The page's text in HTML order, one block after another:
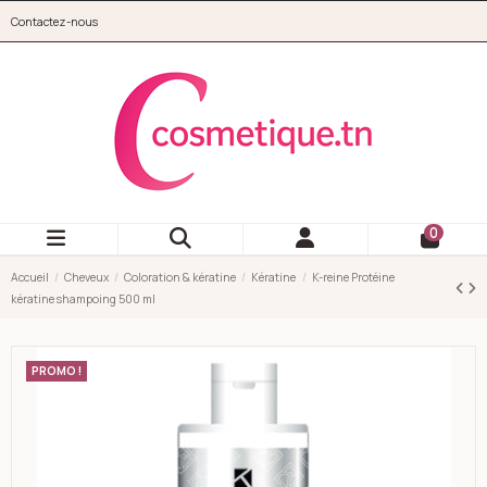
Contactez-nous
0
Accueil Cheveux Coloration & kératine Kératine
K-reine Protéine
kératine shampoing 500 ml
PROMO !